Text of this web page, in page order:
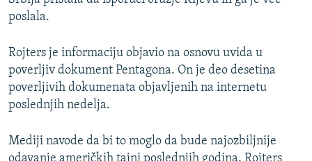
poslala.
Rojters je informaciju objavio na osnovu uvida u
poverljiv dokument Pentagona. On je deo desetina
poverljivih dokumenata objavljenih na internetu
poslednjih nedelja.
Mediji navode da bi to moglo da bude najozbiljnije
odavanje američkih tajni poslednjih godina. Rojters